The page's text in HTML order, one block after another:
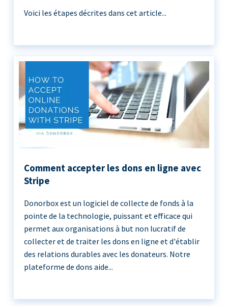
Voici les étapes décrites dans cet article...
Comment accepter les dons en ligne avec
Stripe
Donorbox est un logiciel de collecte de fonds à la
pointe de la technologie, puissant et efficace qui
permet aux organisations à but non lucratif de
collecter et de traiter les dons en ligne et d'établir
des relations durables avec les donateurs. Notre
plateforme de dons aide...